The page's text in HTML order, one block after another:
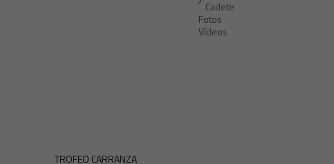
Cadete
Fotos
Vídeos
TROFEO CARRANZA